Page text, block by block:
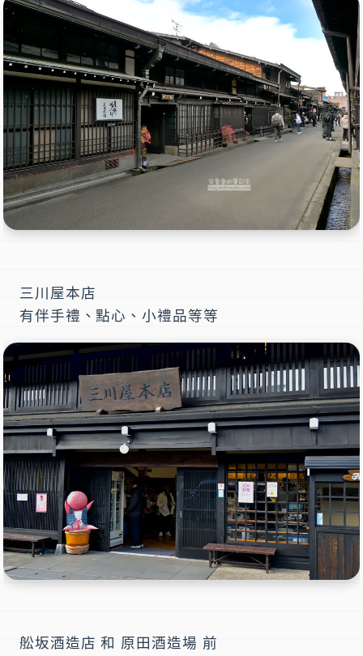
三川屋本店
有伴手禮、點心、小禮品等等
舩坂酒造店 和 原田酒造場 前